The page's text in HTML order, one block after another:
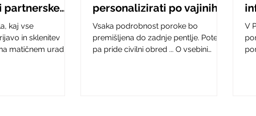
partnerske
kaj vse
in sklenitev
matičnem uradu -
personalizirati po vajinih
željah. Preverita kako!
Vsaka podrobnost poroke bo
premišljena do zadnje pentlje. Potem
pa pride civilni obred ... O vsebini
V